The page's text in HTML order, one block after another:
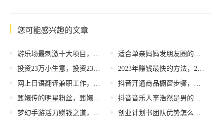
您可能感兴趣的文章
游乐场最刺激十大项目，重庆游乐场最刺激十大项目？
投资23万小生意，投资23万小生意怎么样？
网上日语翻译兼职工作，网上日语翻译兼职工作一小时多少钱？
甄嬛传的明星粉丝，甄嬛传骨灰级学者？
梦幻手游活力赚钱之道，梦幻西游活力做什么最划算？
适合单亲妈妈发朋友圈的短句有哪些呢，适合单亲妈妈发朋友圈的短句有哪些文案？
2023年赚钱最快的方法，2023年理财收益最佳方式？
抖音开通商品橱窗步骤，苹果手机抖音开通商品橱窗步骤？
抖音音乐人李浩然是男的还是女的，李浩然抖音音乐人性别？
创业计划书团队优势怎么写范文，创业计划书团队优势怎么写范文模板？